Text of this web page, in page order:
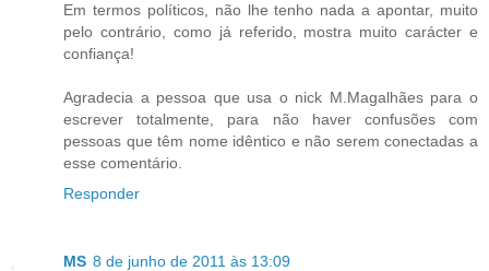
Em termos políticos, não lhe tenho nada a apontar, muito
pelo contrário, como já referido, mostra muito carácter e
confiança!
Agradecia a pessoa que usa o nick M.Magalhães para o
escrever totalmente, para não haver confusões com
pessoas que têm nome idêntico e não serem conectadas a
esse comentário.
Responder
MS 8 de junho de 2011 às 13:09